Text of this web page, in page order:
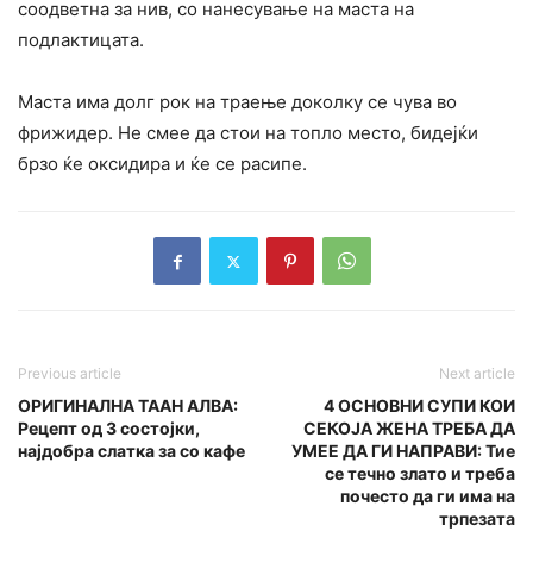
соодветна за нив, со нанесување на маста на
подлактицата.
Маста има долг рок на траење доколку се чува во
фрижидер. Не смее да стои на топло место, бидејќи
брзо ќе оксидира и ќе се расипе.
Previous article
ОРИГИНАЛНА ТААН АЛВА:
Рецепт од 3 состојки,
најдобра слатка за со кафе
Next article
4 ОСНОВНИ СУПИ КОИ
СЕКОЈА ЖЕНА ТРЕБА ДА
УМЕЕ ДА ГИ НАПРАВИ: Тие
се течно злато и треба
почесто да ги има на
трпезата